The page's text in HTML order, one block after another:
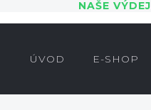
NAŠE
ÚVOD E-SHOP